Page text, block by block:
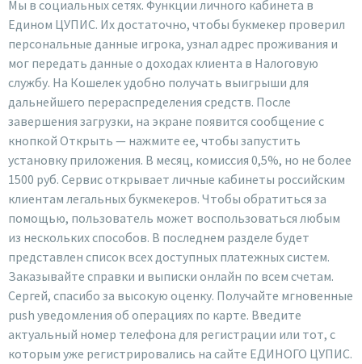
Мы в социальных сетях. Функции личного кабинета в
Едином ЦУПИС. Их достаточно, чтобы букмекер проверил
персональные данные игрока, узнал адрес проживания и
мог передать данные о доходах клиента в Налоговую
службу. На Кошелек удобно получать выигрыши для
дальнейшего перераспределения средств. После
завершения загрузки, на экране появится сообщение с
кнопкой Открыть — нажмите ее, чтобы запустить
установку приложения. В месяц, комиссия 0,5%, но не более
1500 руб. Сервис открывает личные кабинеты российским
клиентам легальных букмекеров. Чтобы обратиться за
помощью, пользователь может воспользоваться любым
из нескольких способов. В последнем разделе будет
представлен список всех доступных платежных систем.
Заказывайте справки и выписки онлайн по всем счетам.
Сергей, спасибо за высокую оценку. Получайте мгновенные
push уведомления об операциях по карте. Введите
актуальный номер телефона для регистрации или тот, с
которым уже регистрировались на сайте ЕДИНОГО ЦУПИС.